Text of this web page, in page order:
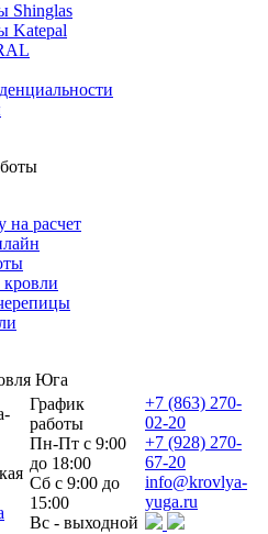
Shinglas
Katepal
на расчет
Юга
График
работы
Пн-Пт с 9:00
до 18:00
Сб с 9:00 до
15:00
Вс - выходной
+7 (863) 270-
02-20
+7 (928) 270-
67-20
info@krovlya-
yuga.ru